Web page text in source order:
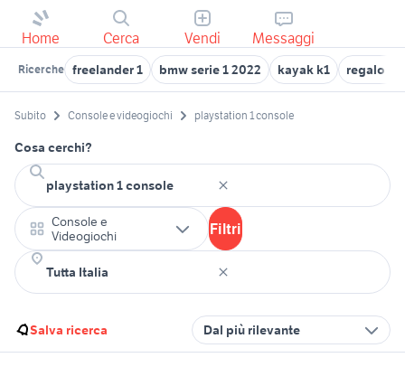
Home Cerca Vendi Messaggi
Ricerche freelander 1 bmw serie 1 2022 kayak k1 regalo
Subito Console e videogiochi playstation 1 console
Cosa cerchi?
Console e
Videogiochi
Filtri
Salva ricerca Dal più rilevante